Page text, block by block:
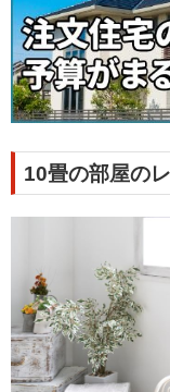
10畳の部屋の